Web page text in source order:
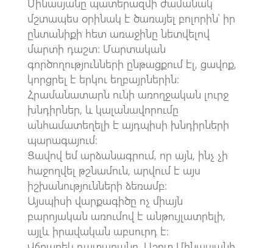
Մինասյանը պատերազմի ժամանակ
մշտապես օրինակ է ծառայել բոլորին՝ իր
ընտանիքի հետ առաջինը նետվելով
մարտի դաշտ: Մարտական
գործողությունների ընթացքում էլ, ցավոք,
կորցրել է երկու եղբայրներին:
Հրամանատարն ունի առողջական լուրջ
խնդիրներ, և կալանավորումը
անհամատեղելի է այդպիսի խնդիրների
պարագայում:
Ցավով եմ արձանագրում, որ այն, ինչ չի
հաջողվել թշնամուն, արվում է այս
իշխանությունների ձեռամբ:
Այսպիսի վարքագիծը ոչ միայն
բարոյական առումով է անթույլատրելի,
այլև իրավական աբսուրդ է: